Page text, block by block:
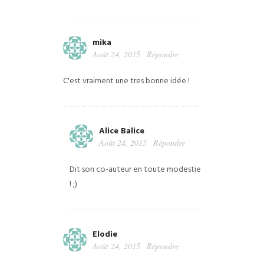
mika
Août 24, 2015 Répondre
C'est vraiment une tres bonne idée !
Alice Balice
Août 24, 2015 Répondre
Dit son co-auteur en toute modestie
! ;)
Elodie
Août 24, 2015 Répondre